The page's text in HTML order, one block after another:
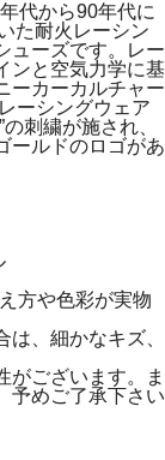
代から90年代に
た耐火レーシン
ューズです。レー
ンと空気力学に基
ーカーカルチャー
ーシングウェア
刺繍が施され、
ールドのロゴがあ
方や色彩が実物
、細かなキズ、
がございます。ま
予めご了承下さい